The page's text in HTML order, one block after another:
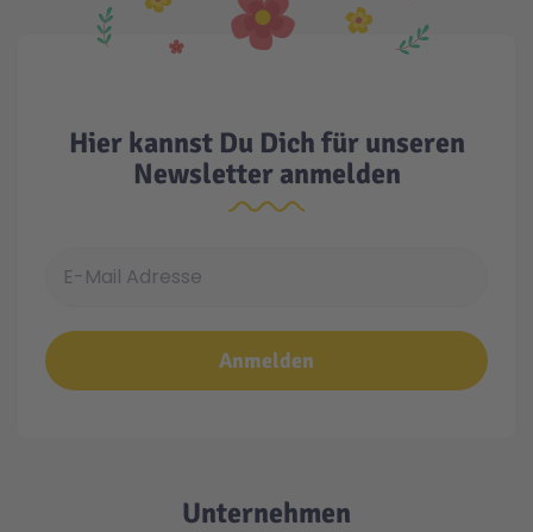
Hier kannst Du Dich für unseren
Newsletter anmelden
Anmelden
Unternehmen